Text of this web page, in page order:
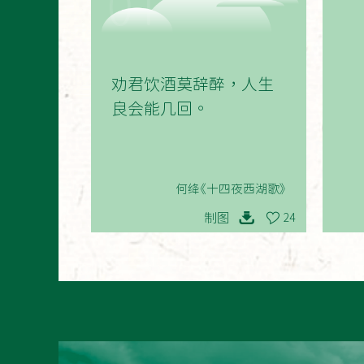
劝君饮酒莫辞醉，人生
良会能几回。
何绛《十四夜西湖歌》
制图 24